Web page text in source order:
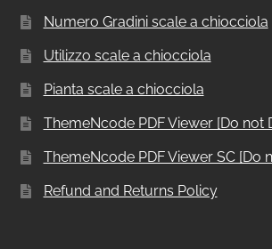
Numero Gradini scale a chiocciola
Utilizzo scale a chiocciola
Pianta scale a chiocciola
ThemeNcode PDF Viewer [Do not
ThemeNcode PDF Viewer SC [Do
Refund and Returns Policy